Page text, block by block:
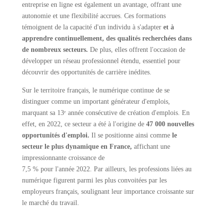
entreprise en ligne est également un avantage, offrant une
autonomie et une flexibilité accrues. Ces formations
témoignent de la capacité d'un individu à s'adapteret à
apprendre continuellement, des qualités recherchées dans
de nombreux secteurs. De plus, elles offrent l'occasion de
développer un réseau professionnel étendu, essentiel pour
découvrir des opportunités de carrière inédites.
Sur le territoire français, le numérique continue de se
distinguer comme un important générateur d'emplois,
marquant sa 13ᵉ année consécutive de création d'emplois. En
effet, en 2022, ce secteur a été à l'origine de 47 000 nouvelles
opportunités d'emploi. Il se positionne ainsi comme le
secteur le plus dynamique en France, affichant une
impressionnante croissance de
7,5 % pour l'année 2022. Par ailleurs, les professions liées au
numérique figurent parmi les plus convoitées par les
employeurs français, soulignant leur importance croissante sur
le marché du travail.